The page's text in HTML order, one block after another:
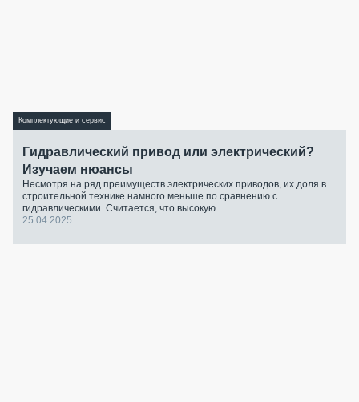
Комплектующие и сервис
Гидравлический привод или электрический?
Изучаем нюансы
Несмотря на ряд преимуществ электрических приводов, их доля в
строительной технике намного меньше по сравнению с
гидравлическими. Считается, что высокую...
25.04.2025